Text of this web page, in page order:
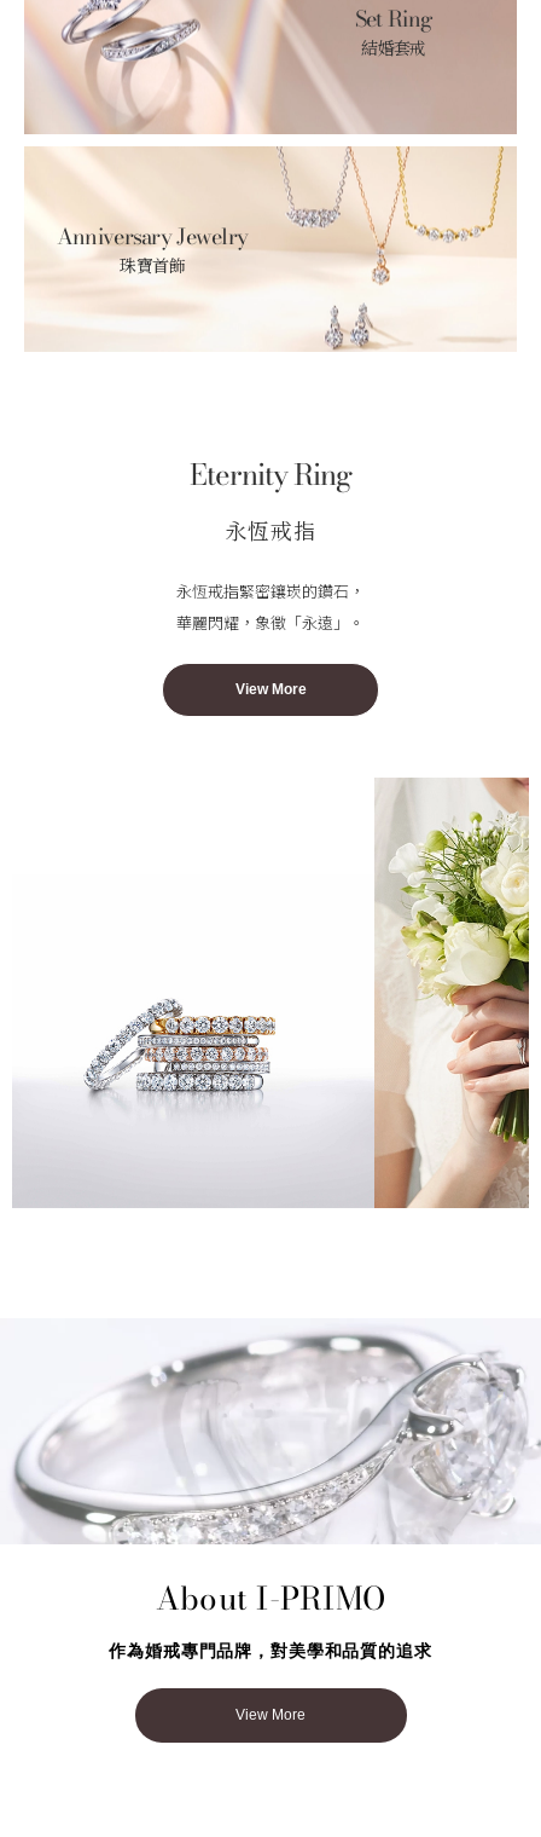
Set Ring
結婚套戒
Anniversary Jewelry
珠寶首飾
Eternity Ring
永恆戒指
永恆戒指緊密鑲崁的鑽石，
華麗閃耀，象徵「永遠」。
View More
About I-PRIMO
作為婚戒專門品牌，對美學和品質的追求
View More